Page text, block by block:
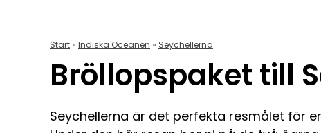
Start» Indiska Oceanen » Seychellerna
Bröllopspaket till
Seychellerna är det perfekta resmålet för